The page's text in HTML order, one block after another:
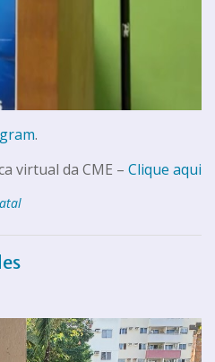
.
virtual da CME – Clique aqui